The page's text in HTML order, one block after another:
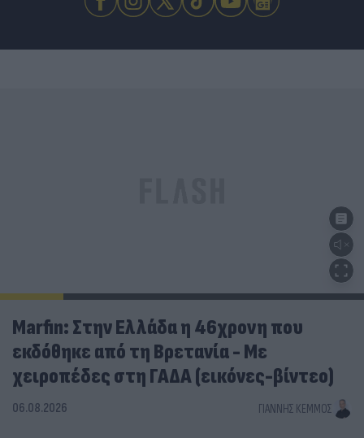
Marfin: Στην Ελλάδα η 46χρονη που
εκδόθηκε από τη Βρετανία - Με
χειροπέδες στη ΓΑΔΑ (εικόνες-βίντεο)
06.08.2026 ΓΙΆΝΝΗΣ ΚΈΜΜΟΣ